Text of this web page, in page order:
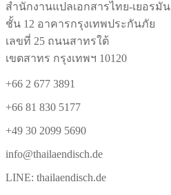
สำนักงานแปลเอกสารไทย-เยอรมัน
ชั้น 12 อาคารกรุงเทพประกันภัย
เลขที่ 25 ถนนสาทรใต้
เขตสาทร กรุงเทพฯ 10120
+66 2 677 3891
+66 81 830 5177
+49 30 2099 5690
info@thailaendisch.de
LINE: thailaendisch.de